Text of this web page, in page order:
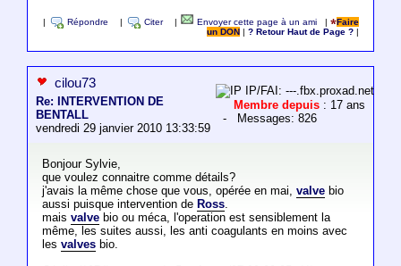
Répondre Citer Envoyer cette page à un ami |
Faire
un DON
|? Retour Haut de Page ?
cilou73
Re: INTERVENTION DE
BENTALL
vendredi 29 janvier 2010 13:33:59
IP/FAI: ---.fbx.proxad.net
Membre depuis : 17 ans
- Messages: 826
Bonjour Sylvie,
que voulez connaitre comme détails?
j'avais la même chose que vous, opérée en mai, valvebio
aussi puisque intervention de Ross.
mais valvebio ou méca, l'operation est sensiblement la
même, les suites aussi, les anti coagulants en moins avec
les valvesbio.